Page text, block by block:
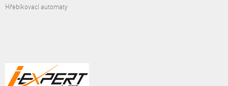
Hřebíkovací automaty